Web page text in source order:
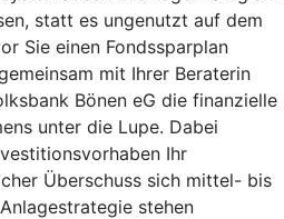
statt es ungenutzt auf dem
Sie einen Fondssparplan
mit Ihrer Beraterin
Bönen eG die finanzielle
unter die Lupe. Dabei
Ihr
Überschuss sich mittel- bis
stehen